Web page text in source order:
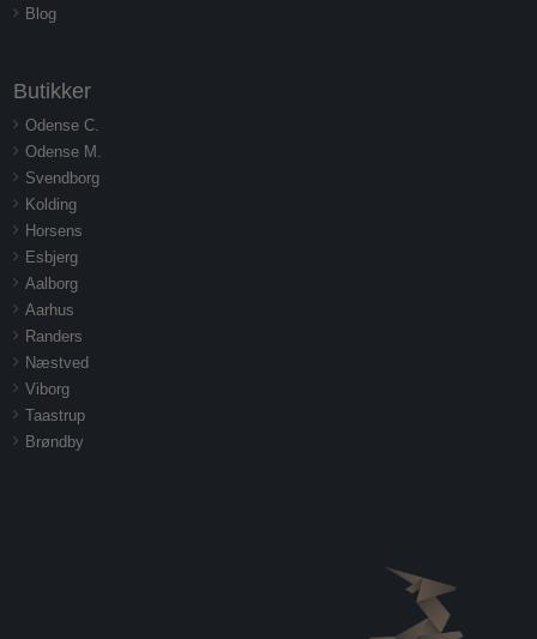
Blog
Butikker
Odense C.
Odense M.
Svendborg
Kolding
Horsens
Esbjerg
Aalborg
Aarhus
Randers
Næstved
Viborg
Taastrup
Brøndby